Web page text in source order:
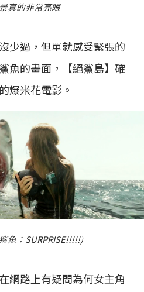
真的非常亮眼
少過，但單就感受緊張的
魚的畫面，【絕鯊島】確
爆米花電影。
魚：SURPRISE!!!!!)
網路上有疑問為何女主角